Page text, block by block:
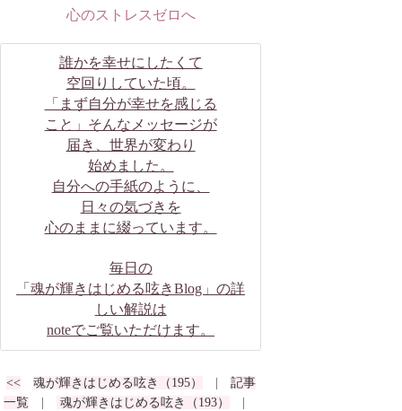
心のストレスゼロへ
誰かを幸せにしたくて
空回りしていた頃。
「まず自分が幸せを感じる
こと」そんなメッセージが
届き、世界が変わり
始めました。
自分への手紙のように、
日々の気づきを
心のままに綴っています。
毎日の
「魂が輝きはじめる呟きBlog」の詳
しい解説は
noteでご覧いただけます。
<< 魂が輝きはじめる呟き（195）
記事
一覧
魂が輝きはじめる呟き（193）